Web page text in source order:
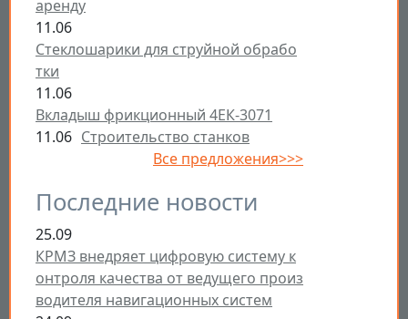
аренду
11.06
Стеклошарики для струйной обрабо
тки
11.06
Вкладыш фрикционный 4ЕК-3071
11.06 Строительство станков
Все предложения>>>
Последние новости
25.09
КРМЗ внедряет цифровую систему к
онтроля качества от ведущего произ
водителя навигационных систем